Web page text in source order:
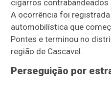
cigarros
A ocorrência foi
automobilística que
Pontes e terminou no
região de Cascavel.
Perseguição por